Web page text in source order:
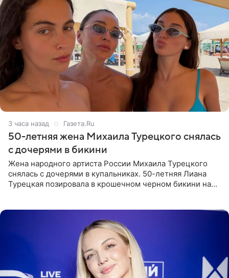
3 часа назад Газета.Ru
50-летняя жена Михаила Турецкого снялась
с дочерями в бикини
Жена народного артиста России Михаила Турецкого
снялась с дочерями в купальниках. 50-летняя Лиана
Турецкая позировала в крошечном черном бикини на